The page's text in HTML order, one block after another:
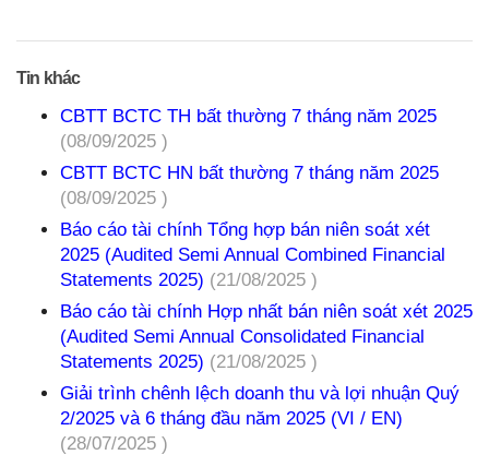
Tin khác
CBTT BCTC TH bất thường 7 tháng năm 2025
(08/09/2025 )
CBTT BCTC HN bất thường 7 tháng năm 2025
(08/09/2025 )
Báo cáo tài chính Tổng hợp bán niên soát xét
2025 (Audited Semi Annual Combined Financial
Statements 2025) (21/08/2025 )
Báo cáo tài chính Hợp nhất bán niên soát xét 2025
(Audited Semi Annual Consolidated Financial
Statements 2025) (21/08/2025 )
Giải trình chênh lệch doanh thu và lợi nhuận Quý
2/2025 và 6 tháng đầu năm 2025 (VI / EN)
(28/07/2025 )